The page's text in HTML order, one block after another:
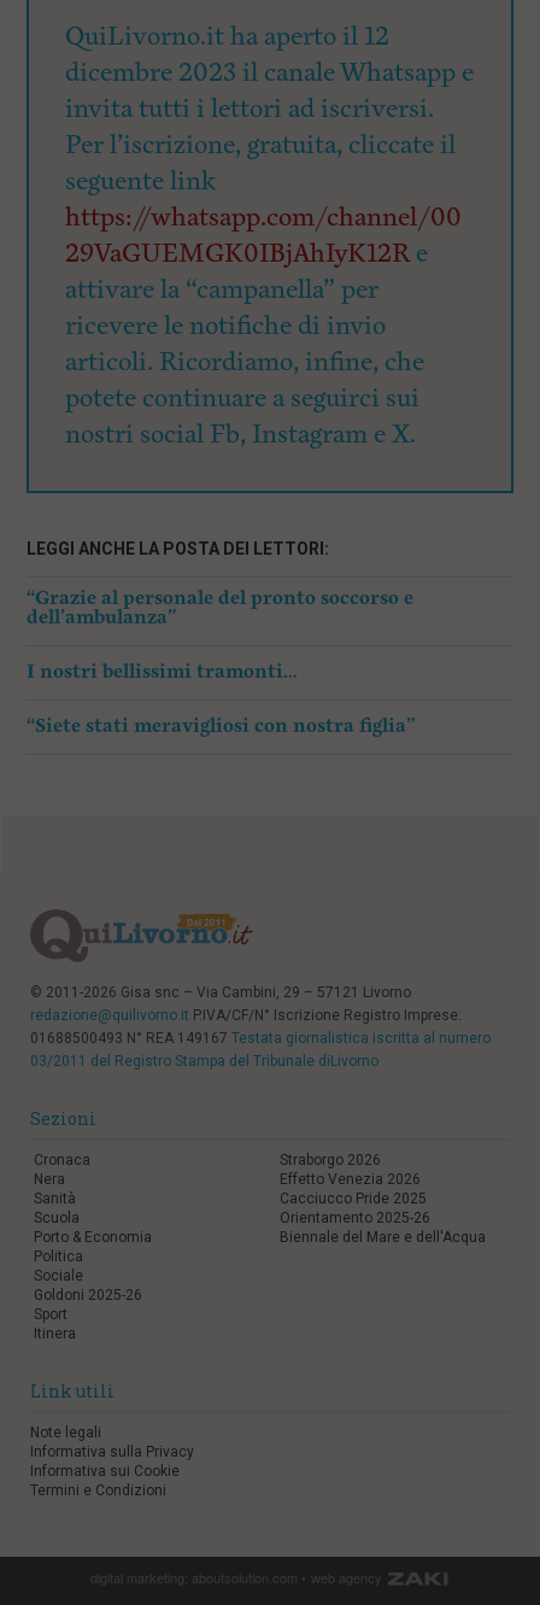
QuiLivorno.it ha aperto il 12
dicembre 2023 il canale Whatsapp e
invita tutti i lettori ad iscriversi.
Per l’iscrizione, gratuita, cliccate il
seguente link
https://whatsapp.com/channel/00
29VaGUEMGK0IBjAhIyK12Re
attivare la “campanella” per
ricevere le notifiche di invio
articoli. Ricordiamo, infine, che
potete continuare a seguirci sui
nostri social Fb, Instagram e X.
LEGGI ANCHE LA POSTA DEI LETTORI:
“Grazie al personale del pronto soccorso e
dell’ambulanza”
I nostri bellissimi tramonti…
“Siete stati meravigliosi con nostra figlia”
© 2011-2026 Gisa snc – Via Cambini, 29 – 57121 Livorno
redazione@quilivorno.it P.IVA/CF/N° Iscrizione Registro Imprese:
01688500493 N° REA 149167 Testata giornalistica iscritta al numero
03/2011 del Registro Stampa del Tribunale diLivorno
Sezioni
Cronaca
Nera
Sanità
Scuola
Porto & Economia
Politica
Sociale
Goldoni 2025-26
Sport
Itinera
Straborgo 2026
Effetto Venezia 2026
Cacciucco Pride 2025
Orientamento 2025-26
Biennale del Mare e dell'Acqua
Link utili
Note legali
Informativa sulla Privacy
Informativa sui Cookie
Termini e Condizioni
digital marketing: aboutsolution.com •web agency